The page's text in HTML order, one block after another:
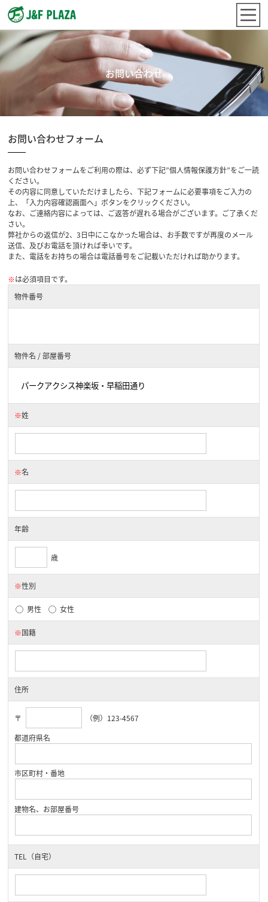
お問い合わせ
お問い合わせフォーム
お問い合わせフォームをご利用の際は、必ず下記”個人情報保護方針”をご一読
ください。
その内容に同意していただけましたら、下記フォームに必要事項をご入力の
上、「入力内容確認画面へ」ボタンをクリックください。
なお、ご連絡内容によっては、ご返答が遅れる場合がございます。ご了承くだ
さい。
弊社からの返信が2、3日中にこなかった場合は、お手数ですが再度のメール
送信、及びお電話を頂ければ幸いです。
また、電話をお持ちの場合は電話番号をご記載いただければ助かります。
※は必須項目です。
物件番号
物件名 / 部屋番号
※姓
※名
年齢
歳
※性別
男性 女性
※国籍
住所
〒
（例）123-4567
都道府県名
市区町村・番地
建物名、お部屋番号
TEL（自宅）